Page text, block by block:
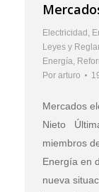
Electricidad ,
Leyes y
Energía,
Por arturo
Mercados
Nieto
miembros
Energía en
nueva